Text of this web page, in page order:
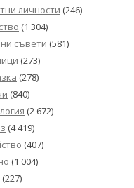
личности (246)
(1 304)
съвети (581)
(273)
(278)
(840)
(2 672)
(4 419)
(407)
(1 004)
(227)